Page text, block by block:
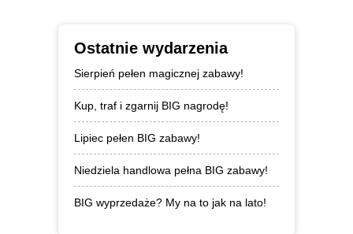
Ostatnie wydarzenia
Sierpień pełen magicznej zabawy!
Kup, traf i zgarnij BIG nagrodę!
Lipiec pełen BIG zabawy!
Niedziela handlowa pełna BIG zabawy!
BIG wyprzedaże? My na to jak na lato!